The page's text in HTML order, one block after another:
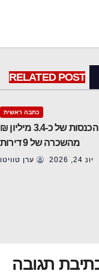
RELATED POST
כתבה ראשית
תושב ירושלים חשוד שלא דיווח על הכנסות של כ-3.4 מיליון ₪
מהשכרה של 9 דירות
יונ 24, 2026 ערן טוויטו
תגובה